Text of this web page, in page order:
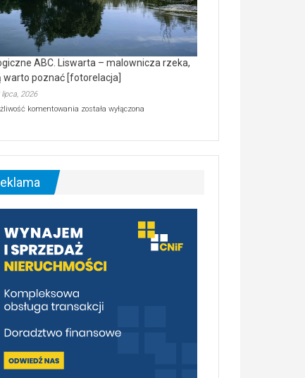
ABC. Liswarta – malownicza rzeka,
warto poznać [fotorelacja]
lipca, 2026
komentowania Ekologiczne
–
malownicza
[fotorelacja]
została wyłączona